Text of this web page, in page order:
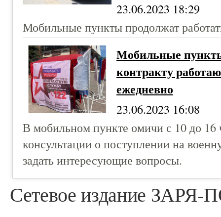
23.06.2023 18:29
Мобильные пункты продолжат
Мобильные
контракту
ежедневно
23.06.2023 16:08
В мобильном пункте омичи с 10 до 16
консультации о поступлении на
задать интересующие вопросы.
Сетевое издание